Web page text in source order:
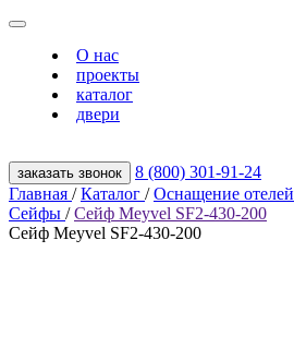
О нас
проекты
каталог
двери
заказать звонок
8 (800) 301‑91‑24
Главная / Каталог / Оснащение отелей
Сейфы / Сейф Meyvel SF2-430-200
Сейф Meyvel SF2-430-200